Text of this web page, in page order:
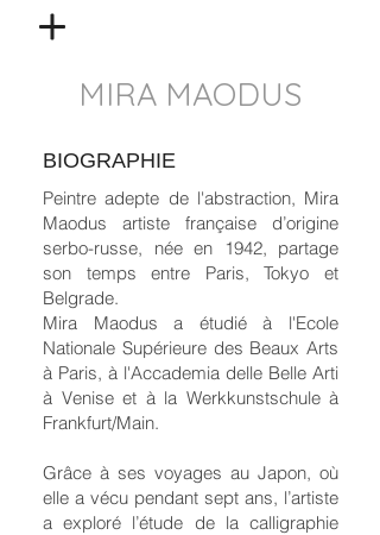
MIRA MAODUS
BIOGRAPHIE
Peintre adepte de l'abstraction, Mira
Maodus artiste française d’origine
serbo-russe, née en 1942, partage
son temps entre Paris, Tokyo et
Belgrade.
Mira Maodus a étudié à l'Ecole
Nationale Supérieure des Beaux Arts
à Paris, à l'Accademia delle Belle Arti
à Venise et à la Werkkunstschule à
Frankfurt/Main.
Grâce à ses voyages au Japon, où
elle a vécu pendant sept ans, l’artiste
a exploré l’étude de la calligraphie